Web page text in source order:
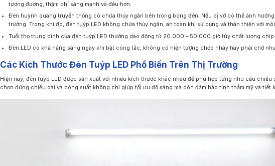
tương đương, thậm chí sáng mạnh và đều hơn.
Đèn huỳnh quang truyền thống có chứa thủy ngân bên trong bóng đèn. Nếu bị vỡ có thể ảnh hưởng
trường. Trong khi đó, đèn tuýp LED không chứa thủy ngân, an toàn khi sử dụng và thân thiện với
Tuổi thọ trung bình của đèn tuýp LED thường dao động từ 20.000 – 50.000 giờ tùy chất lượng chip
Đèn LED có khả năng sáng ngay khi bật công tắc, không có hiện tượng chớp nháy hay phải chờ
Các Kích Thước Đèn Tuýp LED Phổ Biến Trên Thị Trường
Hiện nay, đèn tuýp LED được sản xuất với nhiều kích thước khác nhau để phù hợp từng nhu cầu chiếu
chọn đúng chiều dài và công suất không chỉ giúp tối ưu độ sáng mà còn đảm bảo tính thẩm mỹ và tiết